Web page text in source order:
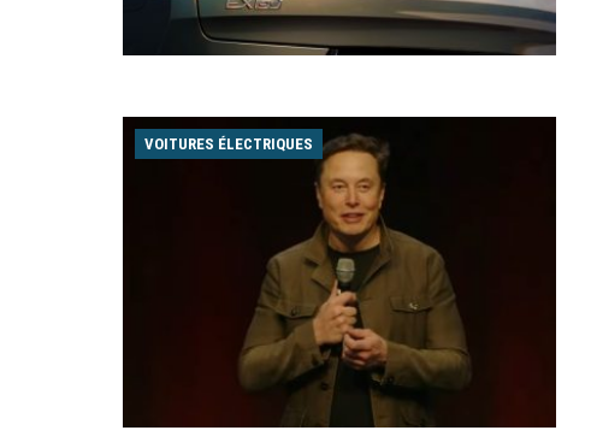
VOITURES ÉLECTRIQUES